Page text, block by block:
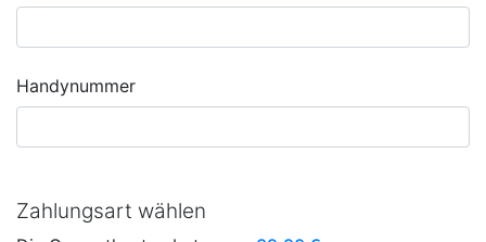
Handynummer
Zahlungsart wählen